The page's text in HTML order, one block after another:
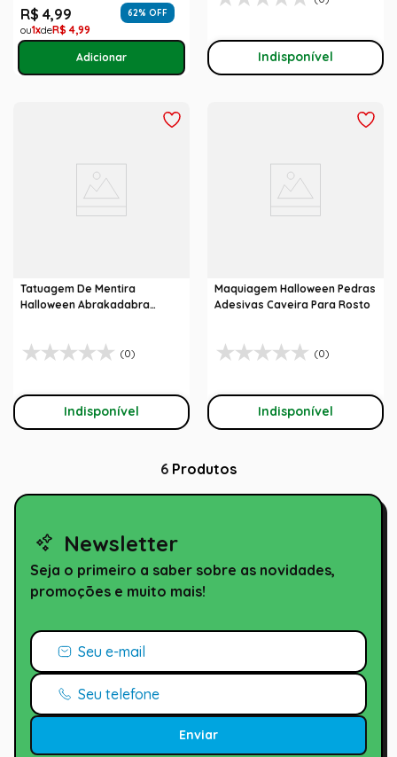
R$ 4,99 62% OFF
1 R$ 4,99
Indisponível
Tatuagem De Mentira
Halloween Abrakadabra
(0)
Indisponível
Maquiagem Halloween Pedras
Adesivas Caveira Para Rosto
(0)
Indisponível
6 Produtos
Newsletter
Seja o primeiro a saber sobre as novidades,
promoções e muito mais!
Enviar